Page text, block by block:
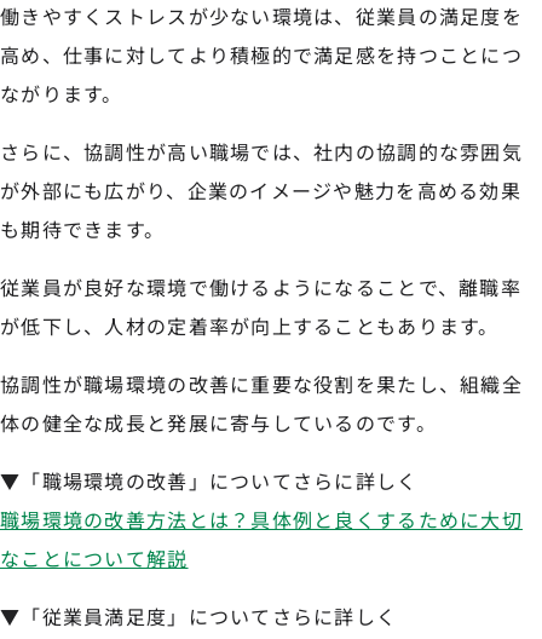
働きやすくストレスが少ない環境は、従業員の満足度を
高め、仕事に対してより積極的で満足感を持つことにつ
ながります。
さらに、協調性が高い職場では、社内の協調的な雰囲気
が外部にも広がり、企業のイメージや魅力を高める効果
も期待できます。
従業員が良好な環境で働けるようになることで、離職率
が低下し、人材の定着率が向上することもあります。
協調性が職場環境の改善に重要な役割を果たし、組織全
体の健全な成長と発展に寄与しているのです。
▼「職場環境の改善」についてさらに詳しく
職場環境の改善方法とは？具体例と良くするために大切
なことについて解説
▼「従業員満足度」についてさらに詳しく